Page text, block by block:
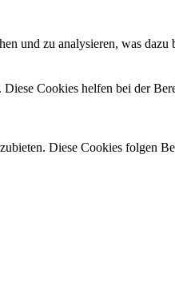
und zu analysieren, was dazu
Cookies helfen bei der
Diese Cookies folgen